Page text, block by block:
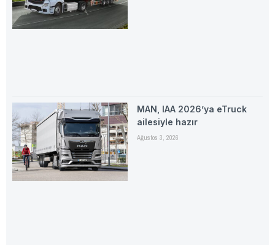
MAN, IAA 2026’ya eTruck
ailesiyle hazır
Ağustos 3, 2026